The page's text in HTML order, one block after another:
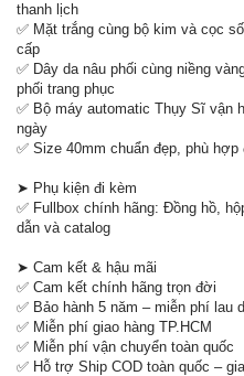
thanh lịch
✅ Mặt trắng cùng bộ kim và cọc
cấp
✅ Dây da nâu phối cùng niềng
phối trang phục
✅ Bộ máy automatic Thụy Sĩ vận
ngày
✅ Size 40mm chuẩn đẹp, phù
➤ Phụ kiện đi kèm
✅ Fullbox chính hãng: Đồng hồ,
dẫn và catalog
➤ Cam kết & hậu mãi
✅ Cam kết chính hãng trọn đời
✅ Bảo hành 5 năm – miễn phí lau
✅ Miễn phí giao hàng TP.HCM
✅ Miễn phí vận chuyển toàn quốc
✅ Hỗ trợ Ship COD toàn quốc –